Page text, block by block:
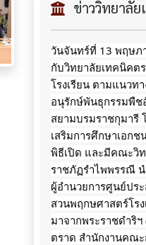
ข่าววิทยาลั
วันจันทร์ที่ 13 พฤษภ
กับวิทยาลัยเทคนิคต
โรงเรียน ตามแนวท
อนุรักษ์พันธุกรรมพืช
สยามบรมราชกุมารี
เสริมการศึกษาเอก
พิธีเปิด และมีคณะวิ
ราชภัฏรำไพพรรณี
ผู้อำนวยการศูนย์ปร
สวนพฤกษศาสตร์โร
มาจากพระราชดำริ
ตราด สำนักงานคณ